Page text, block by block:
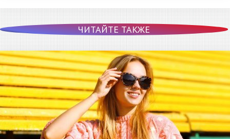
ЧИТАЙТЕ ТАКЖЕ